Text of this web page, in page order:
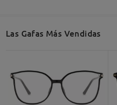
Las Gafas Más Vendidas